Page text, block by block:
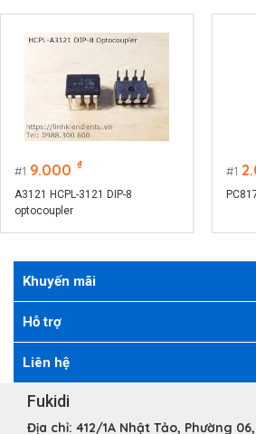
1 9.000 ₫
A3121 HCPL-3121 DIP-8
optocoupler
1
Khuyến mãi
Hỗ trợ
Liên hệ
Fukidi
Địa chỉ: 412/1A Nhật Tảo, Phường